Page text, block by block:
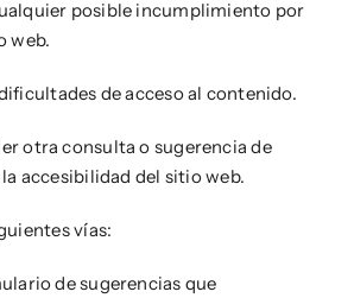
posible incumplimiento por
web.
de acceso al contenido.
otra consulta o sugerencia de
accesibilidad del sitio web.
vías:
de sugerencias que